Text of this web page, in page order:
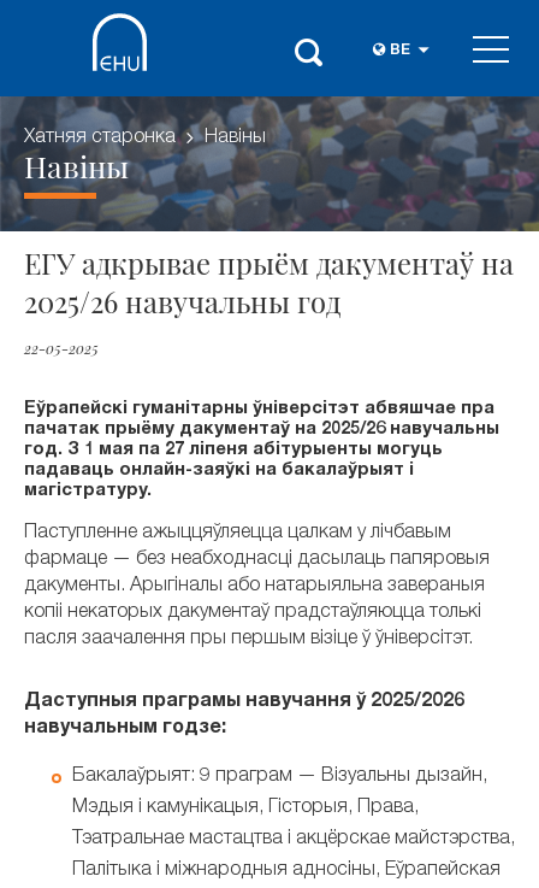
BE
Хатняя старонка Навіны
Навіны
ЕГУ адкрывае прыём дакументаў на
2025/26 навучальны год
22-05-2025
Еўрапейскі гуманітарны ўніверсітэт абвяшчае пра
пачатак прыёму дакументаў на 2025/26 навучальны
год. З 1 мая па 27 ліпеня абітурыенты могуць
падаваць онлайн-заяўкі на бакалаўрыят і
магістратуру.
Паступленне ажыццяўляецца цалкам у лічбавым
фармаце — без неабходнасці дасылаць папяровыя
дакументы. Арыгіналы або натарыяльна завераныя
копіі некаторых дакументаў прадстаўляюцца толькі
пасля заачалення пры першым візіце ў ўніверсітэт.
Даступныя праграмы навучання ў 2025/2026
навучальным годзе:
Бакалаўрыят: 9 праграм — Візуальны дызайн,
Мэдыя і камунікацыя, Гісторыя, Права,
Тэатральнае мастацтва і акцёрскае майстэрства,
Палітыка і міжнародныя адносіны, Еўрапейская